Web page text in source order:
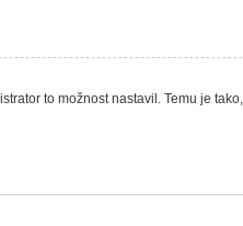
to možnost nastavil. Temu je